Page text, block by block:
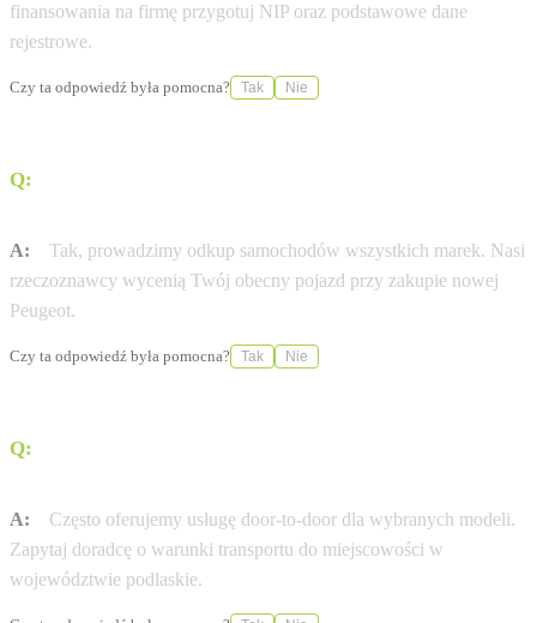
finansowania na firmę przygotuj NIP oraz podstawowe dane
rejestrowe.
Czy ta odpowiedź była pomocna? Tak Nie
Q:
A:
Tak, prowadzimy odkup samochodów wszystkich marek. Nasi
rzeczoznawcy wycenią Twój obecny pojazd przy zakupie nowej
Peugeot.
Czy ta odpowiedź była pomocna? Tak Nie
Q:
A:
Często oferujemy usługę door-to-door dla wybranych modeli.
Zapytaj doradcę o warunki transportu do miejscowości w
województwie podlaskie.